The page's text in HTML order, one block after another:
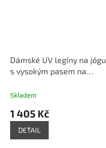
Dámské UV legíny na jógu
s vysokým pasem na
AQUA
Skladem
1 405 Kč
DETAIL